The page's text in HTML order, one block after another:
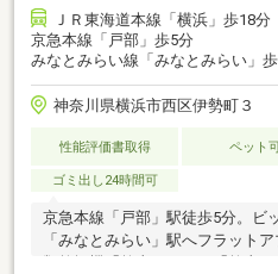
ＪＲ東海道本線「横浜」歩18分
京急本線「戸部」歩5分
みなとみらい線「みなとみらい」
神奈川県横浜市西区伊勢町３
性能評価書取得 ペット
ゴミ出し24時間可
京急本線「戸部」駅徒歩5分。ビ
「みなとみらい」駅へフラット